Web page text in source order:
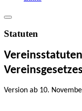
Statuten
Version ab 10.